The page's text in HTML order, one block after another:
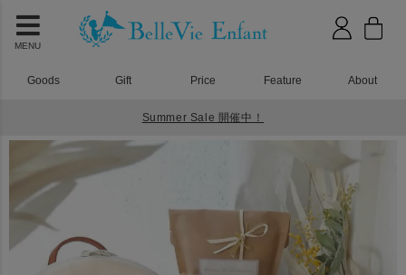
MENU
Goods Gift Price Feature About
Summer Sale 開催中！
ラフィネ ベビーリュック 一升米(小分けタイプ)セット ナチュール